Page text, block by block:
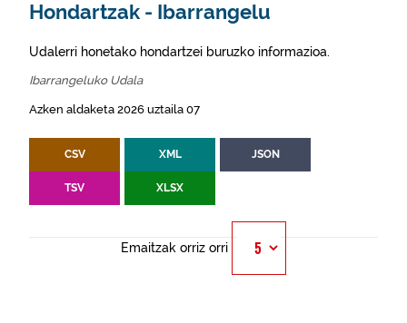
Hondartzak - Ibarrangelu
Udalerri honetako hondartzei buruzko informazioa.
Ibarrangeluko Udala
Azken aldaketa 2026 uztaila 07
CSV XML JSON
TSV XLSX
Emaitzak orriz orri